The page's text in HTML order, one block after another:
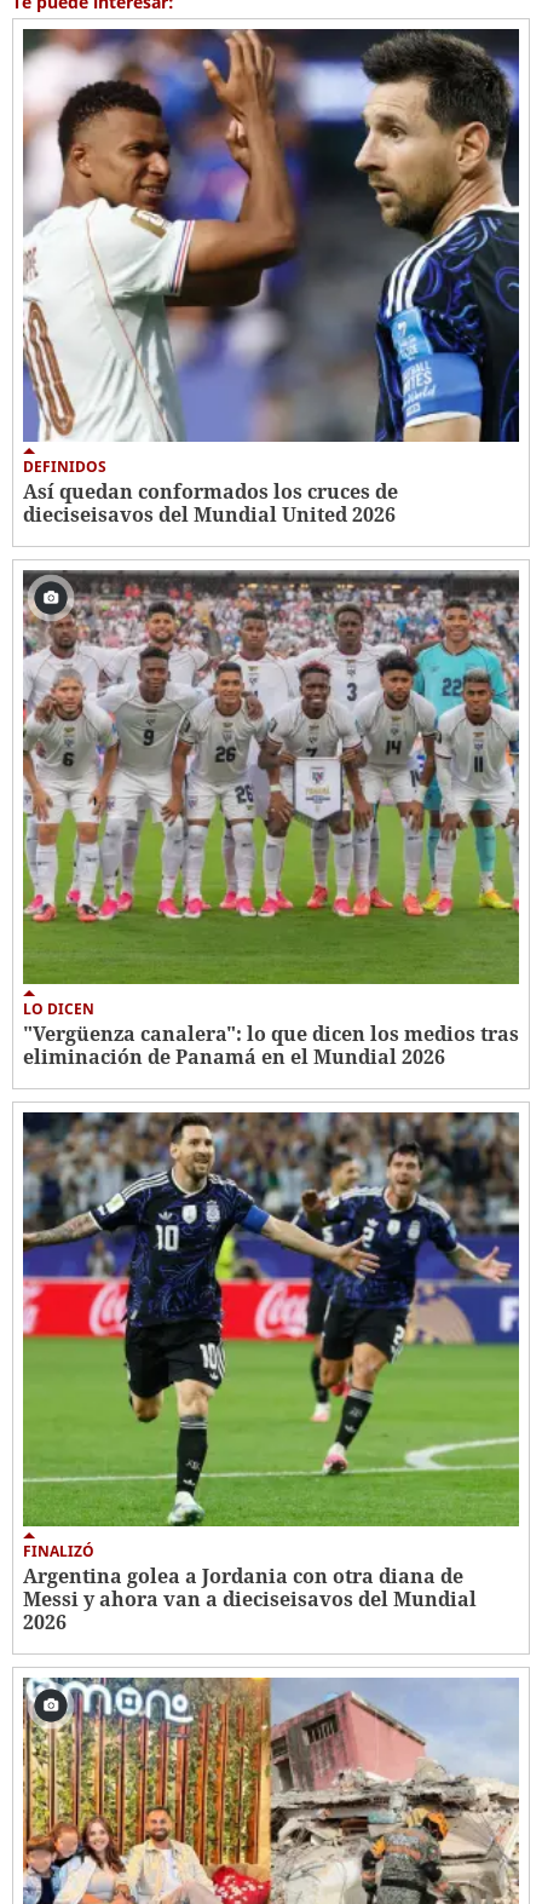
DEFINIDOS
Así quedan conformados los cruces de
dieciseisavos del Mundial United 2026
LO DICEN
"Vergüenza canalera": lo que dicen los medios tras
eliminación de Panamá en el Mundial 2026
FINALIZÓ
Argentina golea a Jordania con otra diana de
Messi y ahora van a dieciseisavos del Mundial
2026